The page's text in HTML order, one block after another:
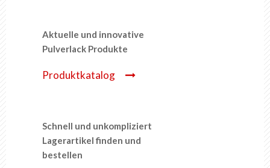
Aktuelle und innovative
Pulverlack Produkte
Produktkatalog
Schnell und unkompliziert
Lagerartikel finden und
bestellen